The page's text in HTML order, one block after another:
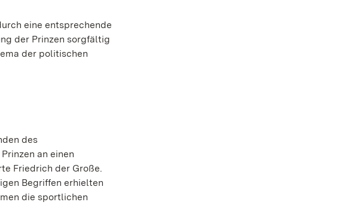
eine entsprechende
der Prinzen sorgfältig
der politischen
des
an einen
Friedrich der Große.
Begriffen erhielten
die sportlichen